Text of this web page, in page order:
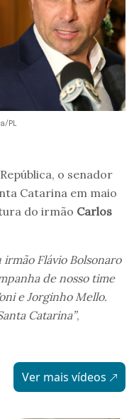
PL
o senador
Catarina em maio
do irmão Carlos
Flávio Bolsonaro
de nosso time
e Jorginho Mello.
Catarina”,
Ver mais vídeos